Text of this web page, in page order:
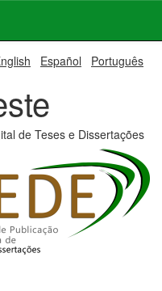
Español Português
de Teses e Dissertações